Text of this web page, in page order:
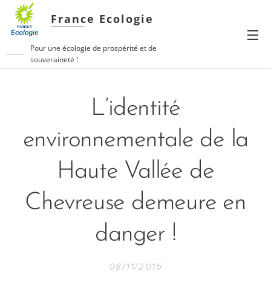
France Ecologie
Pour une écologie de prospérité et de
souveraineté !
L’identité
environnementale de la
Haute Vallée de
Chevreuse demeure en
danger !
08/11/2016